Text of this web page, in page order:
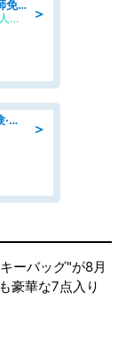
＞
「残業ほぼなし」調理スタッフ/調理師免許必須/正職員/日勤のみ/介護付き有料老人ホーム/社会保障完備
群馬郵便逓送 株式会社/介護付有料老人ホーム ふる里
＞
梱包/工場・製造系 洗浄·梱包業務/経験·資格不問/日勤
ーバッグ"が8月
豪華な7点入り